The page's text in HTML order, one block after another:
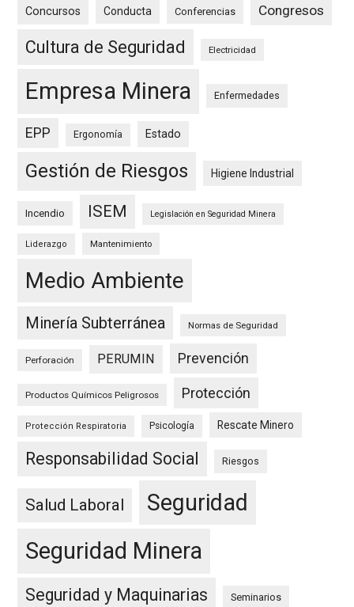
Concursos Conducta Conferencias Congresos
Cultura de Seguridad Electricidad
Empresa Minera Enfermedades
EPP Ergonomía Estado
Gestión de Riesgos Higiene Industrial
Incendio ISEM Legislación en Seguridad Minera
Liderazgo Mantenimiento
Medio Ambiente
Minería Subterránea Normas de Seguridad
Perforación PERUMIN Prevención
Productos Químicos Peligrosos Protección
Protección Respiratoria Psicología Rescate Minero
Responsabilidad Social Riesgos
Salud Laboral
Seguridad
Seguridad Minera
Seguridad y Maquinarias Seminarios